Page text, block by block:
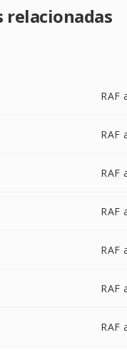
relacionadas
RAF
RAF
RAF
RAF
RAF
RAF
RAF